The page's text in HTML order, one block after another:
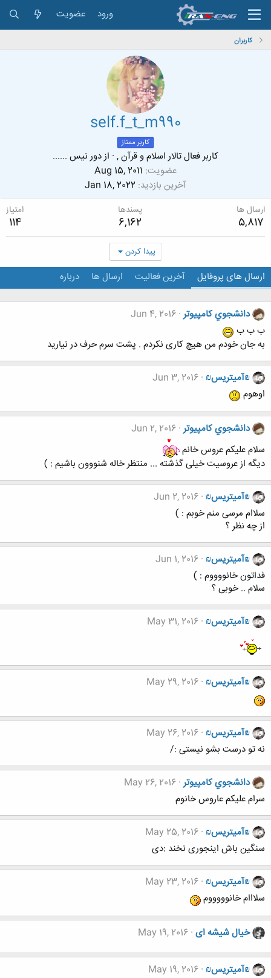
ورود عضویت
کاربران
self.f_t_m990
کاربر ممتاز
کاربر فعال تالار اسلام و قرآن , · ازدور نیس ......
عضویت Aug 15, 2011
آخرین بازدید Jan 18, 2022
ارسال ها
5,817
پسندها
6,162
امتیاز
114
پیدا کردن
ارسال های پروفایل آخرین فعالیت ارسال ها درباره
دانشجوي كامپيوتر Jun 4, 2016
ب ب ب
به جان خودم من هیچ کاری نکردم . پشت سرم حرف در نیارید
₪آمیتریس₪ Jun 3, 2016
اوهوم
دانشجوي كامپيوتر Jun 2, 2016
سلام علیکم عروس خانم
دیگه از عروسیت خیلی گذشته ... منتظر خاله شنووون باشیم :‌ )
₪آمیتریس₪ Jun 2, 2016
سلاام مرسی منم خوبم : )
از چه نظر ؟
₪آمیتریس₪ Jun 1, 2016
فداتون خانووووم : )
سلام .. خوبی ؟
₪آمیتریس₪ May 31, 2016
₪آمیتریس₪ May 29, 2016
₪آمیتریس₪ May 26, 2016
نه تو درست بشو نیستی :/
دانشجوي كامپيوتر May 26, 2016
سرام علیکم عاروس خانوم
₪آمیتریس₪ May 25, 2016
سنگین باش اینجوری نخند :دی
₪آمیتریس₪ May 23, 2016
سلااام خانوووووم
خیال شیشه ای May 19, 2016
₪آمیتریس₪ May 19, 2016